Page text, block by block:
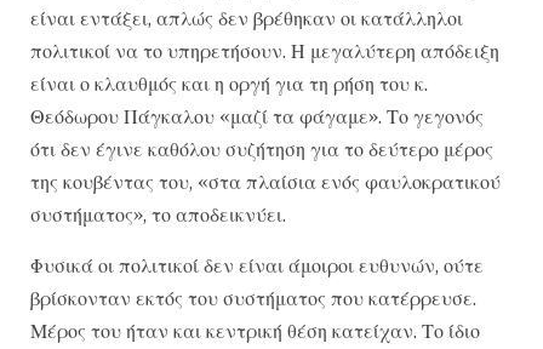
είναι εντάξει, απλώς δεν βρέθηκαν οι κατάλληλοι
πολιτικοί να το υπηρετήσουν. Η μεγαλύτερη απόδειξη
είναι ο κλαυθμός και η οργή για τη ρήση του κ.
Θεόδωρου Πάγκαλου «μαζί τα φάγαμε». Το γεγονός
ότι δεν έγινε καθόλου συζήτηση για το δεύτερο μέρος
της κουβέντας του, «στα πλαίσια ενός φαυλοκρατικού
συστήματος», το αποδεικνύει.
Φυσικά οι πολιτικοί δεν είναι άμοιροι ευθυνών, ούτε
βρίσκονταν εκτός του συστήματος που κατέρρευσε.
Μέρος του ήταν και κεντρική θέση κατείχαν. Το ίδιο